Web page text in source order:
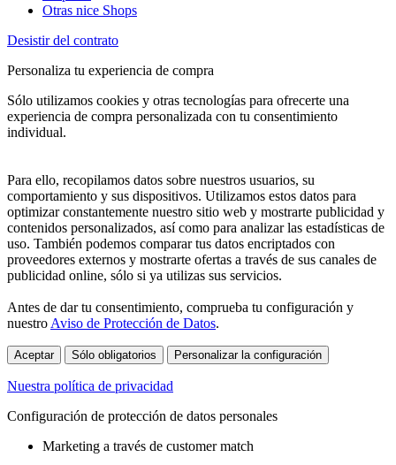
Otras nice Shops
Desistir del contrato
Personaliza tu experiencia de compra
Sólo utilizamos cookies y otras tecnologías para ofrecerte una
experiencia de compra personalizada con tu consentimiento
individual.
Para ello, recopilamos datos sobre nuestros usuarios, su
comportamiento y sus dispositivos. Utilizamos estos datos para
optimizar constantemente nuestro sitio web y mostrarte publicidad y
contenidos personalizados, así como para analizar las estadísticas de
uso. También podemos comparar tus datos encriptados con
proveedores externos y mostrarte ofertas a través de sus canales de
publicidad online, sólo si ya utilizas sus servicios.
Antes de dar tu consentimiento, comprueba tu configuración y
nuestro Aviso de Protección de Datos.
Aceptar Sólo obligatorios Personalizar la configuración
Nuestra política de privacidad
Configuración de protección de datos personales
Marketing a través de customer match